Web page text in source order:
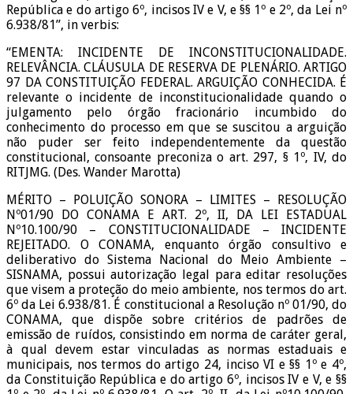
República e do artigo 6º, incisos IV e V, e §§ 1º e 2º, da Lei nº
6.938/81”, in verbis:
“EMENTA: INCIDENTE DE INCONSTITUCIONALIDADE.
RELEVÂNCIA. CLÁUSULA DE RESERVA DE PLENÁRIO. ARTIGO
97 DA CONSTITUIÇÃO FEDERAL. ARGUIÇÃO CONHECIDA. É
relevante o incidente de inconstitucionalidade quando o
julgamento pelo órgão fracionário incumbido do
conhecimento do processo em que se suscitou a arguição
não puder ser feito independentemente da questão
constitucional, consoante preconiza o art. 297, § 1º, IV, do
RITJMG. (Des. Wander Marotta)
MÉRITO – POLUIÇÃO SONORA – LIMITES – RESOLUÇÃO
Nº01/90 DO CONAMA E ART. 2º, II, DA LEI ESTADUAL
Nº10.100/90 – CONSTITUCIONALIDADE – INCIDENTE
REJEITADO. O CONAMA, enquanto órgão consultivo e
deliberativo do Sistema Nacional do Meio Ambiente –
SISNAMA, possui autorização legal para editar resoluções
que visem a proteção do meio ambiente, nos termos do art.
6º da Lei 6.938/81. É constitucional a Resolução nº 01/90, do
CONAMA, que dispõe sobre critérios de padrões de
emissão de ruídos, consistindo em norma de caráter geral,
à qual devem estar vinculadas as normas estaduais e
municipais, nos termos do artigo 24, inciso VI e §§ 1º e 4º,
da Constituição República e do artigo 6º, incisos IV e V, e §§